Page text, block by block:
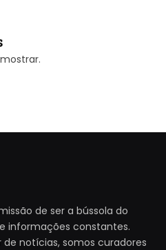
de ser a bússola do
informações constantes.
notícias, somos curadores